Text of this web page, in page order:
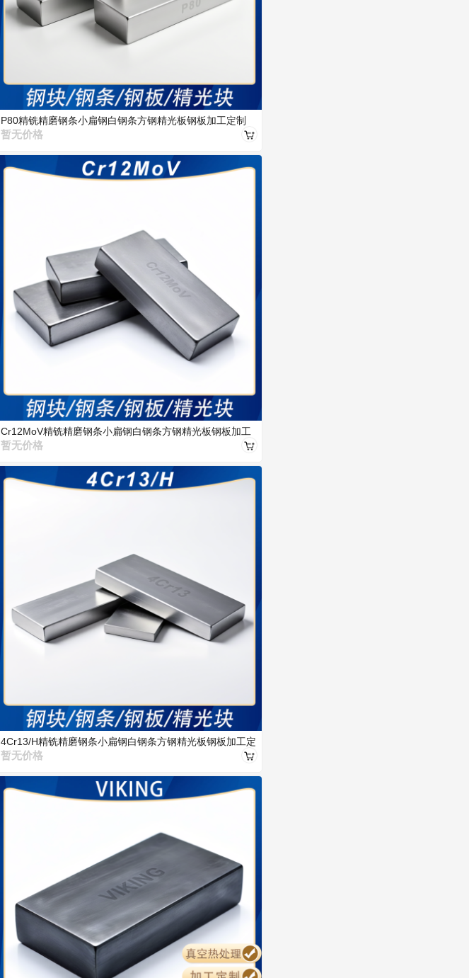
P80精铣精磨钢条小扁钢白钢条方钢精光板钢板加工定制
暂无价格
Cr12MoV精铣精磨钢条小扁钢白钢条方钢精光板钢板加工
定制
暂无价格
4Cr13/H精铣精磨钢条小扁钢白钢条方钢精光板钢板加工定
制
暂无价格